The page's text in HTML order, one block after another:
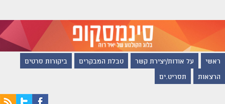
ראשי על אודות/יצירת קשר טבלת המבקרים ביקורות סרטים
הרצאות תסריט.ים